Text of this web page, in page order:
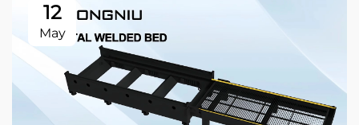
12
May